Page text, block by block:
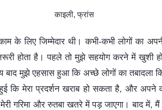
काइली, फ्रांस
के लिए जिम्मेदार थी। कभी-कभी लोगों का
होता है। पहले तो मुझे सहयोग करने में खुशी
मुझे एहसास हुआ कि अच्छे लोगों का तबादला
कि मेरा प्रदर्शन खराब हो सकता है, और
गरिमा और रुतबा खतरे में पड़ जाएगा। बाद में,